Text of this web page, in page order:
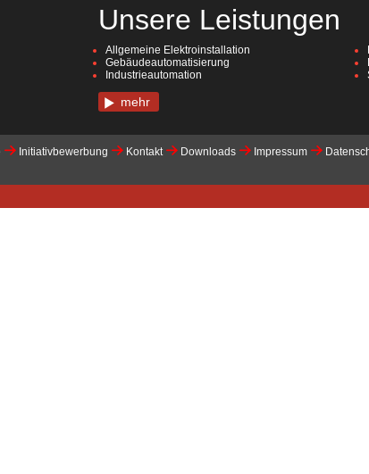
Unsere Leistungen
Allgemeine Elektroinstallation
Gebäudeautomatisierung
Industrieautomation
mehr
Initiativbewerbung Kontakt Downloads Impressum